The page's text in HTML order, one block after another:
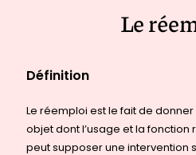
Le
Définition
Le réemploi est le fait de
objet dont l’usage et la fonction
peut supposer une intervention